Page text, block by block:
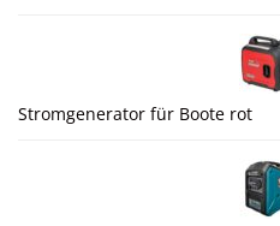
Stromgenerator für Boote rot